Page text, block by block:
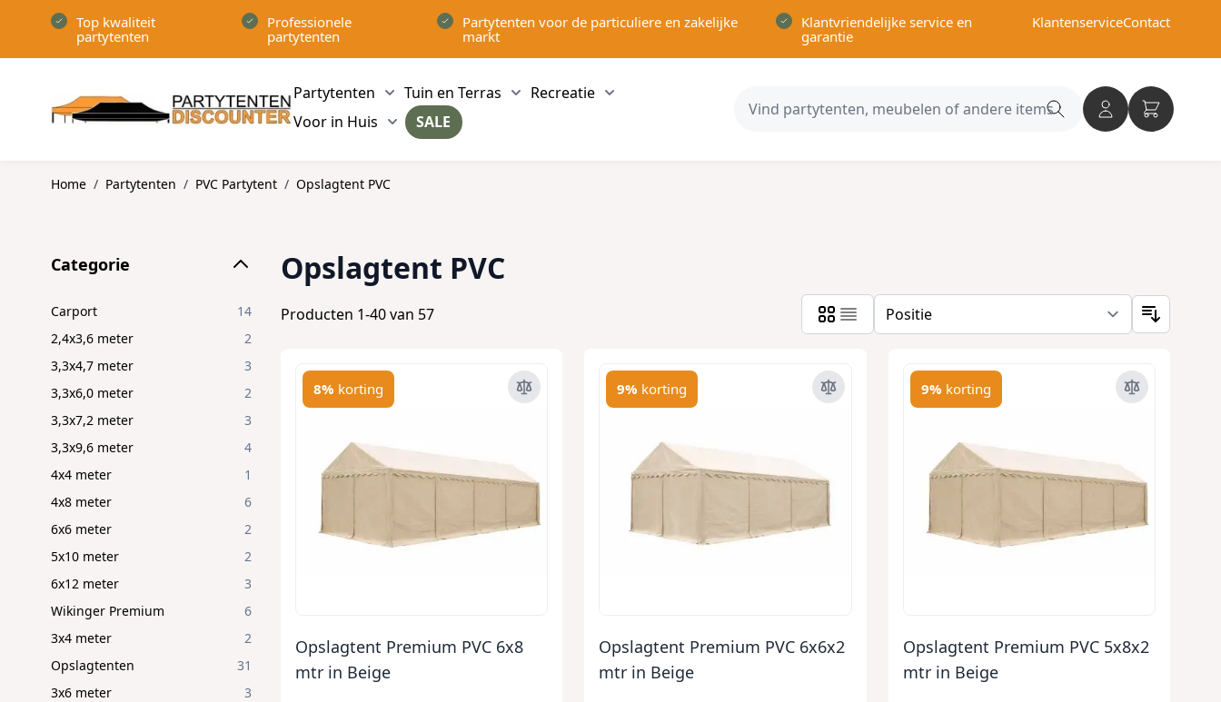
Top kwaliteit
partytenten
Professionele
partytenten
Partytenten voor de particuliere en zakelijke
markt
Klantvriendelijke service en
garantie
KlantenserviceContact
Partytenten
Show submenu for Partytenten category
Tuin en Terras
Show submenu for Tuin en Terras category
Recreatie
Show submenu for Recreatie category
Voor in Huis
Show submenu for Voor in Huis category
SALE
Search
Home / Partytenten / PVC Partytent / Opslagtent PVC
Skip to product list
Categorie
Carport
14
2,4x3,6 meter
2
3,3x4,7 meter
3
3,3x6,0 meter
2
3,3x7,2 meter
3
3,3x9,6 meter
4
4x4 meter
1
4x8 meter
6
6x6 meter
2
5x10 meter
2
6x12 meter
3
Wikinger Premium
6
3x4 meter
2
Opslagtenten
31
3x6 meter
3
Opslagtent PVC
Producten 1-40van 57
8% korting
Opslagtent Premium PVC 6x8
mtr in Beige
9% korting
Opslagtent Premium PVC 6x6x2
mtr in Beige
9% korting
Opslagtent Premium PVC 5x8x2
mtr in Beige